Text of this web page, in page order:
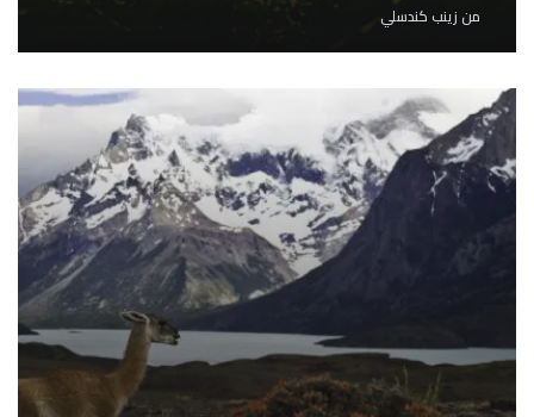
من زينب كندسلي